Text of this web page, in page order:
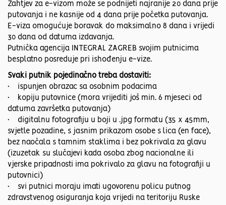
Zahtjev za e-vizom može se podnijeti najranije 20 dana prije
putovanja i ne kasnije od 4 dana prije početka putovanja.
E-viza omogućuje boravak do maksimalno 8 dana i vrijedi
30 dana od datuma izdavanja.
Putnička agencija INTEGRAL ZAGREB svojim putnicima
besplatno posreduje pri ishođenju e-vize.
Svaki putnik pojedinačno treba dostaviti:
• ispunjen obrazac sa osobnim podacima
• kopiju putovnice (mora vrijediti još min. 6 mjeseci od
datuma završetka putovanja)
• digitalnu fotografiju u boji u .jpg formatu (35 x 45mm,
svjetle pozadine, s jasnim prikazom osobe s lica (en face),
bez naočala s tamnim staklima i bez pokrivala za glavu
(izuzetak su slučajevi kada osoba zbog nacionalne ili
vjerske pripadnosti ima pokrivalo za glavu na fotografiji u
putovnici)
• svi putnici moraju imati ugovorenu policu putnog
zdravstvenog osiguranja koja vrijedi na teritoriju Ruske